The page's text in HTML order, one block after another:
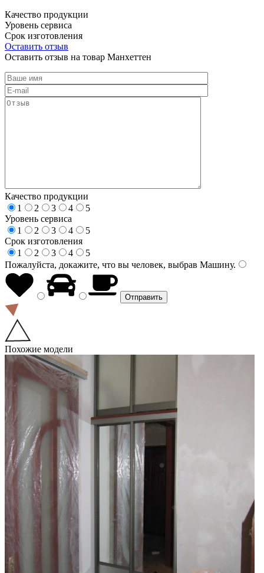
Качество продукции
Уровень сервиса
Срок изготовления
Оставить отзыв
Оставить отзыв на товар Манхеттен
Качество продукции
1
2 3 4
5
Уровень сервиса
1
2 3 4
5
Срок изготовления
1
2 3 4
5
Пожалуйста, докажите, что вы человек, выбрав Машину.
Похожие модели